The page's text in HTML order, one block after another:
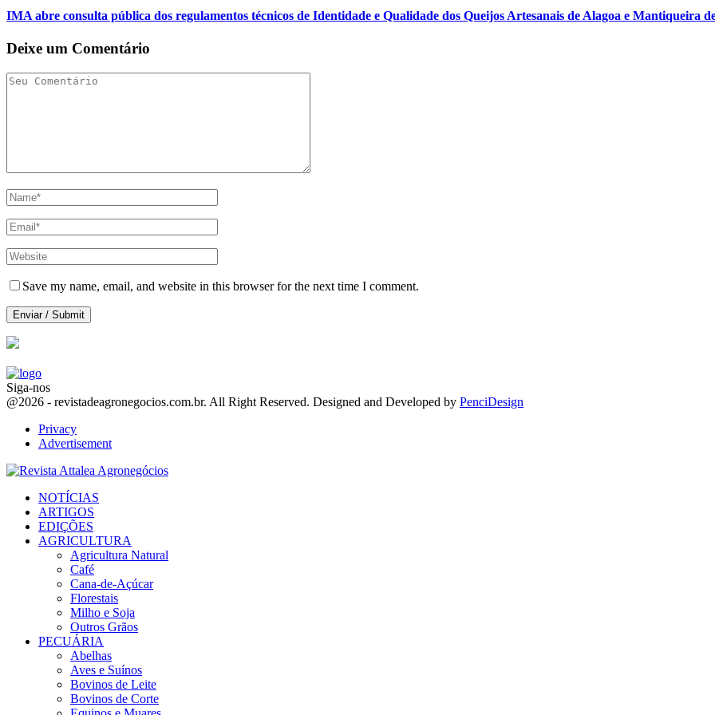
IMA abre consulta pública dos regulamentos técnicos de Identidade e Qualidade dos Queijos Artesanais de Alagoa e Mantiqueira
Deixe um Comentário
Save my name, email, and website in this browser for the next time I comment.
Siga-nos
Facebook
Twitter
Instagram
Linkedin
Youtube
Email
@2026 - revistadeagronegocios.com.br. All Right Reserved. Designed and Developed by PenciDesign
Privacy
Advertisement
NOTÍCIAS
ARTIGOS
EDIÇÕES
AGRICULTURA
Agricultura Natural
Café
Cana-de-Açúcar
Florestais
Milho e Soja
Outros Grãos
PECUÁRIA
Abelhas
Aves e Suínos
Bovinos de Leite
Bovinos de Corte